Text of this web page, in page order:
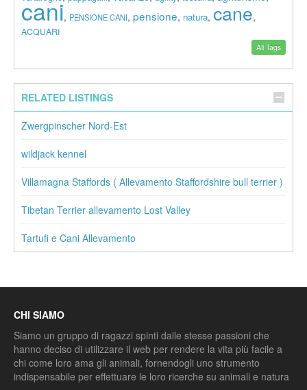
cani, PENSIONE CANI, pensione, natura, cane,
ACQUARI
All Tags
RELATED LISTINGS
Zwergpinscher Nord-Est
wildjack kennel
Villamagna Staffords ( Allevamento Staffordshire bull terrier )
Tibetan Terrier allevamento Lost Valley
Tartufi e Cani Allevamento
CHI SIAMO
Siamo un gruppo di ragazzi spinti dalle stesse passioni che
hanno deciso di utilizzare il web per rendere la vita più facile a
chi come loro ama gli animali, fornendogli uno strumento
indispensabile per effettuare le loro ricerche su animali e natura